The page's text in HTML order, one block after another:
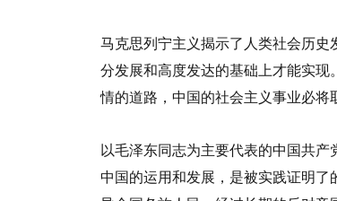
马克思列宁主义揭示了人类社会历
分发展和高度发达的基础上才能实
情的道路，中国的社会主义事业必将
以毛泽东同志为主要代表的中国共
中国的运用和发展，是被实践证明